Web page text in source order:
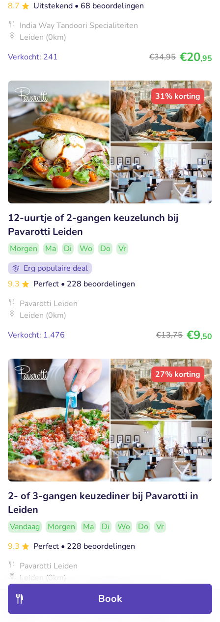
Book
8.7
Uitstekend • 68 beoordelingen
India Way Tandoori Specialiteiten
Leiden (0km)
Verkocht: 241
€34,95 €20,95
31% korting
12-uurtje of 2-gangen keuzelunch bij
Pavarotti Leiden
Morgen Ma Di Wo Do
Vr
Erg populaire deal
9.3
Perfect • 228 beoordelingen
Pavarotti Leiden
Leiden (0km)
Verkocht: 1.476
€13,75 €9,50
27% korting
2- of 3-gangen keuzediner bij Pavarotti in
Leiden
Vandaag Morgen Ma Di Wo Do
Vr
9.3
Perfect • 228 beoordelingen
Pavarotti Leiden
Leiden (0km)
Verkocht: 310